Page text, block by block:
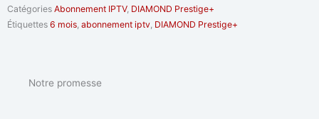
DIAMOND
Prestige+
Catégories Abonnement IPTV, DIAMOND Prestige+
Étiquettes 6 mois abonnement iptv DIAMOND Prestige+
Notre promesse